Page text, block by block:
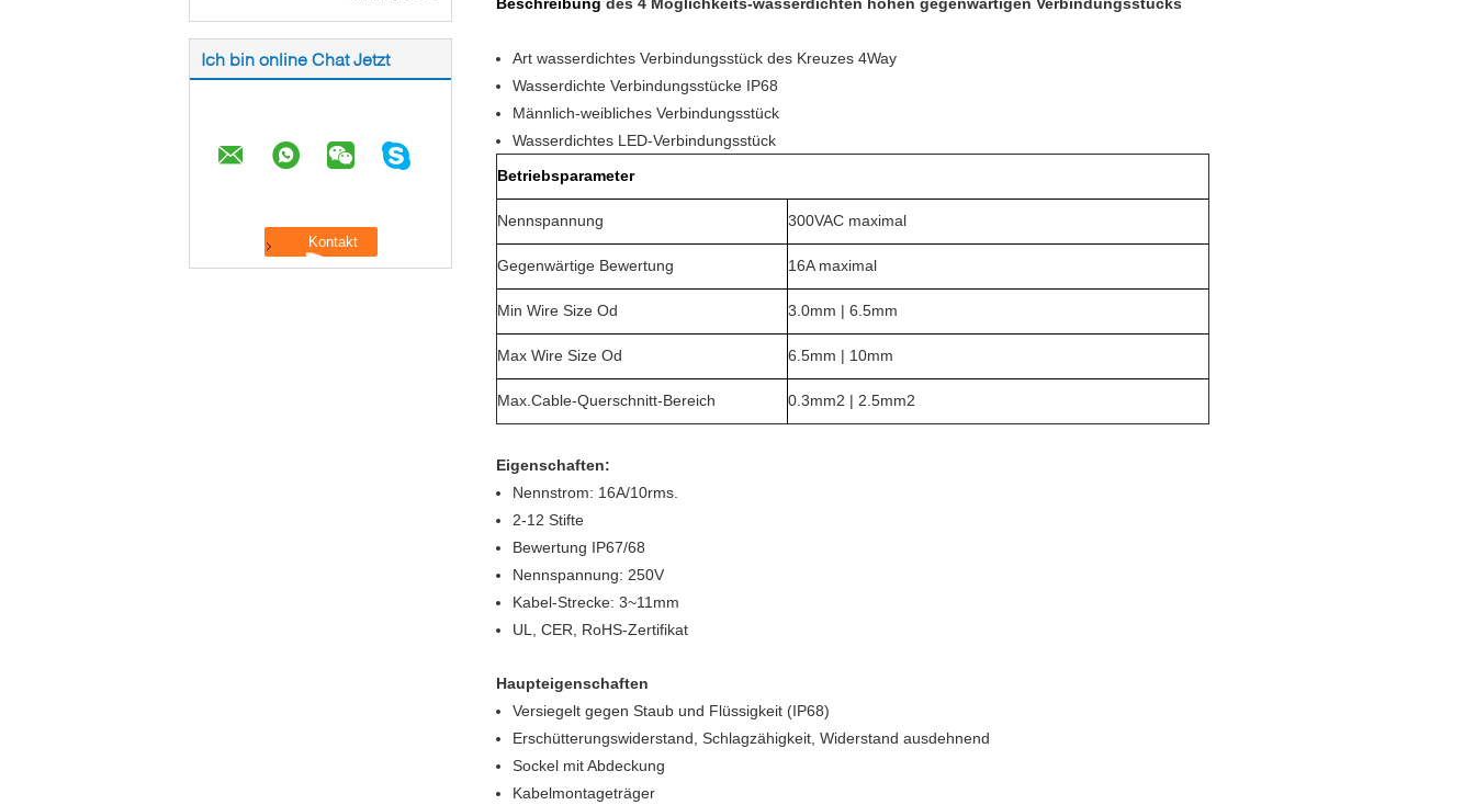
Ich bin online Chat Jetzt
Art wasserdichtes Verbindungsstück des Kreuzes 4Way
Wasserdichte Verbindungsstücke IP68
Männlich-weibliches Verbindungsstück
Wasserdichtes LED-Verbindungsstück
Betriebsparameter
Nennspannung 300VAC maximal
Gegenwärtige Bewertung 16A maximal
Min Wire Size Od 3.0mm | 6.5mm
Max Wire Size Od 6.5mm | 10mm
Max.Cable-Querschnitt-Bereich 0.3mm2 | 2.5mm2
Eigenschaften:
Nennstrom: 16A/10rms.
2-12 Stifte
Bewertung IP67/68
Nennspannung: 250V
Kabel-Strecke: 3~11mm
UL, CER, RoHS-Zertifikat
Haupteigenschaften
Versiegelt gegen Staub und Flüssigkeit (IP68)
Erschütterungswiderstand, Schlagzähigkeit, Widerstand ausdehnend
Sockel mit Abdeckung
Kabelmontageträger